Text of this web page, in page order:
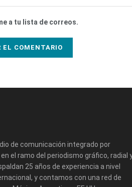
a tu lista de correos.
de comunicación integrado por
el ramo del periodismo gráfico, radial
25 años de experiencia a nivel
y contamos con una red de